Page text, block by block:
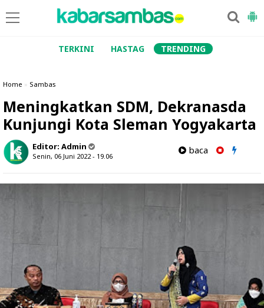
TERKINI HASTAG TRENDING
Home » Sambas
Meningkatkan SDM, Dekranasda
Kunjungi Kota Sleman Yogyakarta
Editor: Admin
Senin, 06 Juni 2022 - 19.06
baca